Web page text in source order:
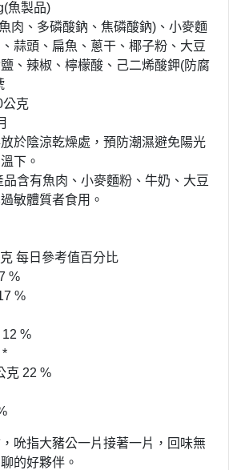
魚製品)
肉、多磷酸鈉、焦磷酸鈉)、小麥麵
蒜頭、扁魚、蔥干、椰子粉、大豆
、辣椒、檸檬酸、己二烯酸鉀(防腐
公克
於陰涼乾燥處，預防潮濕避免陽光
下。
含有魚肉、小麥麵粉、牛奶、大豆
敏體質者食用。
每日參考值百分比
%
%
%
*
克 22 %
吮指大豬公一片接著一片，回味無
的好夥伴。